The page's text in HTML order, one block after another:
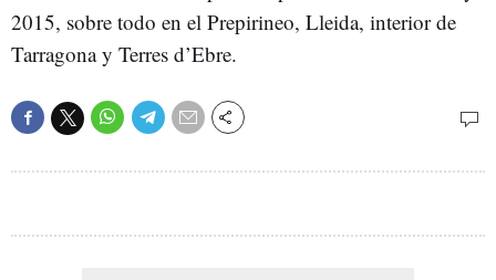
2015, sobre todo en el Prepirineo, Lleida, interior de
Tarragona y Terres d’Ebre.